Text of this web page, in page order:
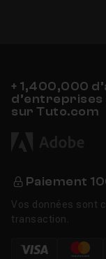
+ 1,400,000
d’entreprises
sur Tuto.com
Paiement
Vos données sont
transaction.